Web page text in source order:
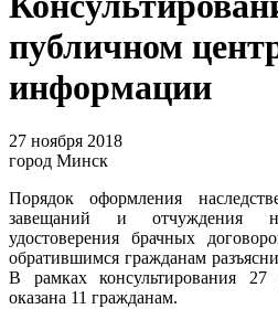
публичном
информации
27 ноября 2018
город Минск
Порядок оформления
завещаний и отчуждения
удостоверения брачных
обратившимся гражданам
В рамках консультирования
оказана 11 гражданам.